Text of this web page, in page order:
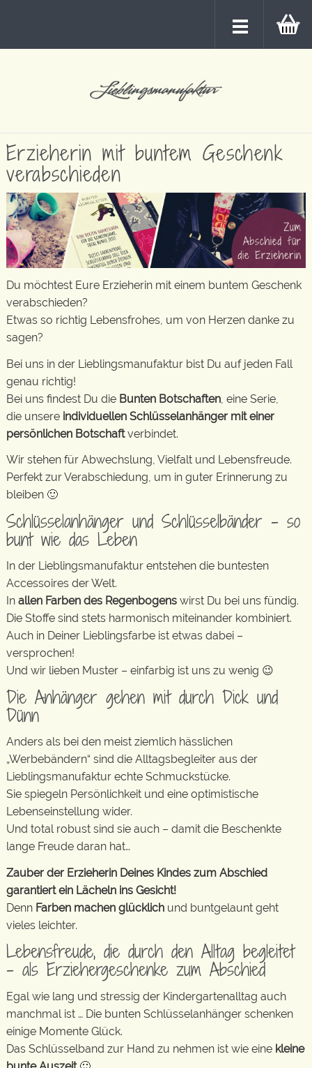
Erzieherin mit buntem Geschenk
verabschieden
Du möchtest Eure Erzieherin mit einem buntem Geschenk
verabschieden?
Etwas so richtig Lebensfrohes, um von Herzen danke zu
sagen?
Bei uns in der Lieblingsmanufaktur bist Du auf jeden Fall
genau richtig!
Bei uns findest Du die Bunten Botschaften , eine Serie,
die unsere individuellen Schlüsselanhänger mit einer
persönlichen Botschaftverbindet.
Wir stehen für Abwechslung, Vielfalt und Lebensfreude.
Perfekt zur Verabschiedung, um in guter Erinnerung zu
bleiben 🙂
Schlüsselanhänger und Schlüsselbänder – so
bunt wie das Leben
In der Lieblingsmanufaktur entstehen die buntesten
Accessoires der Welt.
In allen Farben des Regenbogens wirst Du bei uns fündig.
Die Stoffe sind stets harmonisch miteinander kombiniert.
Auch in Deiner Lieblingsfarbe ist etwas dabei –
versprochen!
Und wir lieben Muster – einfarbig ist uns zu wenig 😉
Die Anhänger gehen mit durch Dick und
Dünn
Anders als bei den meist ziemlich hässlichen
„Werbebändern“ sind die Alltagsbegleiter aus der
Lieblingsmanufaktur echte Schmuckstücke.
Sie spiegeln Persönlichkeit und eine optimistische
Lebenseinstellung wider.
Und total robust sind sie auch – damit die Beschenkte
lange Freude daran hat…
Zauber der Erzieherin Deines Kindes zum Abschied
garantiert ein Lächeln ins Gesicht!
Denn Farben machen glücklich und buntgelaunt geht
vieles leichter.
Lebensfreude, die durch den Alltag begleitet
– als Erziehergeschenke zum Abschied
Egal wie lang und stressig der Kindergartenalltag auch
manchmal ist … Die bunten Schlüsselanhänger schenken
einige Momente Glück.
Das Schlüsselband zur Hand zu nehmen ist wie eine kleine